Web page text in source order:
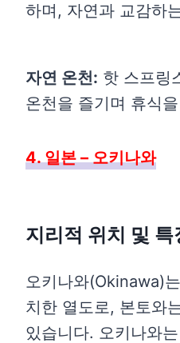
하며, 자연과 교감하
자연 온천: 핫 스프링
온천을 즐기며 휴식
4. 일본 – 오키나와
지리적 위치 및 특
오키나와(Okinawa)
치한 열도로, 본토와
있습니다. 오키나와